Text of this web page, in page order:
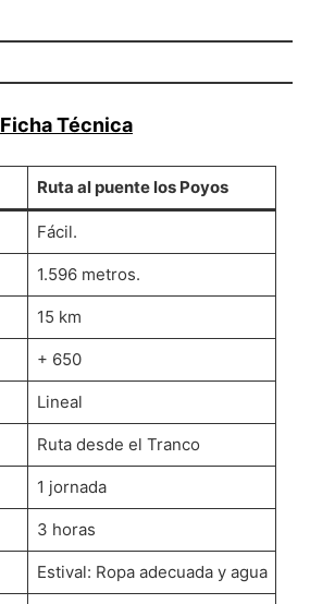
Ficha Técnica
Ruta al puente los Poyos
Fácil.
1.596 metros.
15 km
+ 650
Lineal
Ruta desde el Tranco
1 jornada
3 horas
Estival: Ropa adecuada y agua